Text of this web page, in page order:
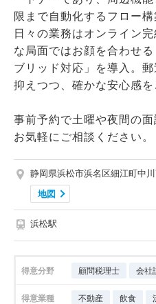
限まで自動化するフロー構
日々の業務はオンライン
な局面ではお顔を合わせ
ブリッド対応」を導入。
抑えつつ、確かな安心感を
事前予約で土曜や夜間の
お気軽にご相談ください。
静岡県浜松市浜名区細江町中
地図
浜松駅
得意分野 顧問税理士 会社
得意業種 不動産 飲食